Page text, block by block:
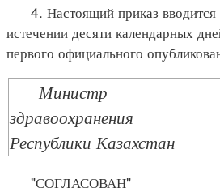
4. Настоящий приказ вводится
истечении десяти календарных
первого официального
Министр
здравоохранения
Республики Казахстан
"СОГЛАСОВАН"